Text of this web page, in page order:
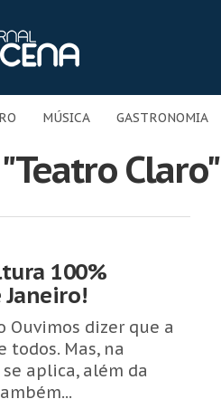
MÚSICA GASTRONOMIA
Claro"
100%
Ouvimos dizer que a
Mas, na
aplica, além da